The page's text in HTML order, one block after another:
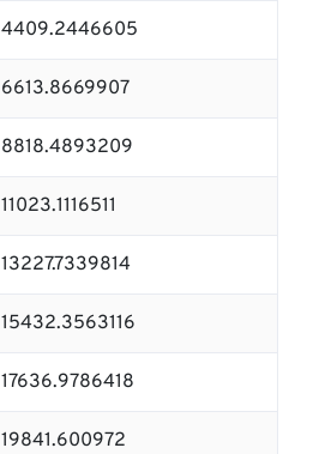
4409.2446605
6613.8669907
8818.4893209
11023.1116511
13227.7339814
15432.3563116
17636.9786418
19841.600972